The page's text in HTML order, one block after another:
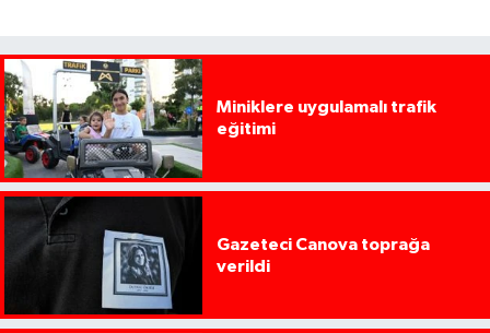
Miniklere uygulamalı trafik
eğitimi
Gazeteci Canova toprağa
verildi